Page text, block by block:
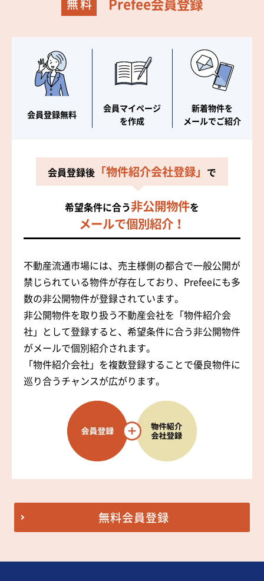
会員登録無料
会員マイページ
を作成
新着物件を
メールでご紹介
会員登録後 「物件紹介会社登録」 で
希望条件に合う非公開物件を
メールで個別紹介！
不動産流通市場には、売主様側の都合で一般公開が
禁じられている物件が存在しており、Prefeeにも多
数の非公開物件が登録されています。
非公開物件を取り扱う不動産会社を「物件紹介会
社」として登録すると、希望条件に合う非公開物件
がメールで個別紹介されます。
「物件紹介会社」を複数登録することで優良物件に
巡り合うチャンスが広がります。
無料会員登録